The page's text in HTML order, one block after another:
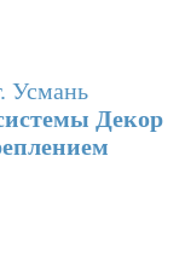
Усмань
Декор